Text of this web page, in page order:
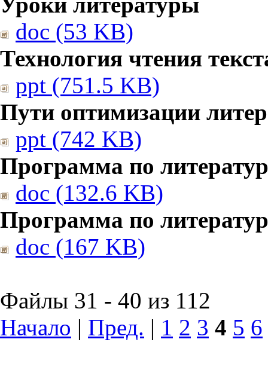
doc (53 KB)
Технология чтения
ppt (751.5 KB)
Пути оптимизации
ppt (742 KB)
Программа по
doc (132.6 KB)
Программа по
doc (167 KB)
Файлы 31 - 40 из 112
Начало | Пред. | 1 2 3 4 5 6